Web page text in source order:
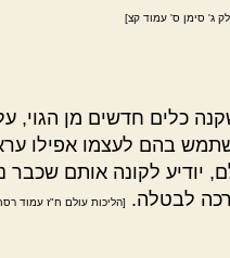
ג' סימן ס' עמוד קצ]
כלים חדשים מן הגוי,
בהם לעצמו אפילו
יודיע לקונה אותם שכבר
לבטלה.
[הליכות עולם ח"ז עמוד